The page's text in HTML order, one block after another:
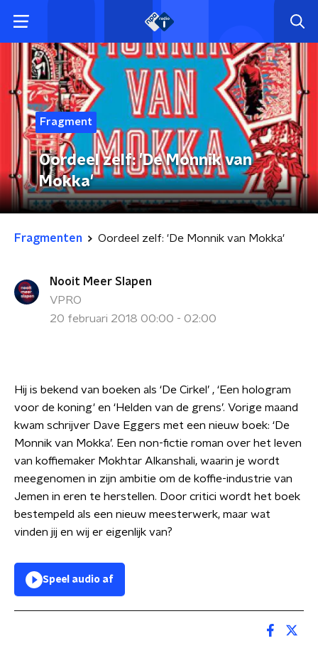
Fragment
Oordeel zelf: 'De Monnik van
Mokka'
Fragmenten Oordeel zelf: 'De Monnik van Mokka'
Nooit Meer Slapen
VPRO
20 februari 2018 00:00 - 02:00
Hij is bekend van boeken als ‘De Cirkel’ , ‘Een hologram
voor de koning' en ‘Helden van de grens’. Vorige maand
kwam schrijver Dave Eggers met een nieuw boek: ‘De
Monnik van Mokka’. Een non-fictie roman over het leven
van koffiemaker Mokhtar Alkanshali, waarin je wordt
meegenomen in zijn ambitie om de koffie-industrie van
Jemen in eren te herstellen. Door critici wordt het boek
bestempeld als een nieuw meesterwerk, maar wat
vinden jij en wij er eigenlijk van?
Speel audio af